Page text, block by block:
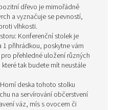
dřevo je mimořádně
a vyznačuje se pevností,
vlhkosti.
Konferenční stolek je
1 přihrádkou, poskytne vám
přehledné uložení různých
tak budete mít neustále
deska tohoto stolku
na servírování občerstvení
váz, mís s ovocem či